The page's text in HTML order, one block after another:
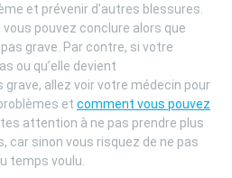
et prévenir d’autres blessures.
vous pouvez conclure alors que
grave. Par contre, si votre
ou qu’elle devient
allez voir votre médecin pour
et comment vous pouvez
attention à ne pas prendre plus
car sinon vous risquez de ne pas
temps voulu.